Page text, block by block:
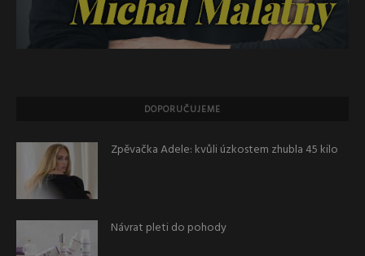
DOPORUČUJEME
Zpěvačka Adele: kvůli úzkostem zhubla 45 kilo
Návrat pleti do pohody